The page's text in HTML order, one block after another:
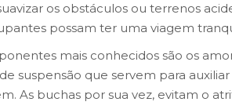
os obstáculos ou terrenos
possam ter uma viagem
mais conhecidos são os
suspensão que servem para
As buchas por sua vez, evitam o